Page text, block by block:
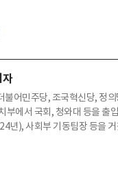
자
불어민주당, 조국혁신당, 정
부에서 국회, 청와대 등을 출
년), 사회부 기동팀장 등을